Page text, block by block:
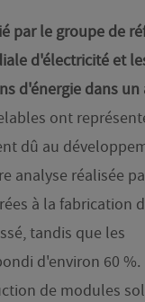
par le groupe de
d'électricité et
d'énergie dans un
ont
dû au
analyse réalisée
à la fabrication
tandis que les
d'environ 60 %.
de modules